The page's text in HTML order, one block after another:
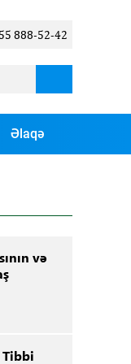
888-52-42
Əlaqə
və
Tibbi